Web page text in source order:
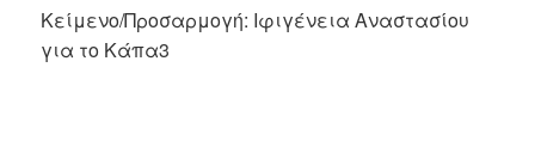
Κείμενο/Προσαρμογή: Ιφιγένεια Αναστασίου
για το Κάπα3